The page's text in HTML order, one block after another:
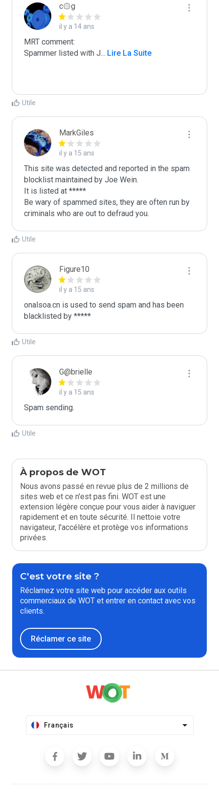
c۞g
il y a 14 ans
MRT comment:
Spammer listed with J... Lire La Suite
Utile
MarkGiles
il y a 15 ans
This site was detected and reported in the spam
blocklist maintained by Joe Wein.
It is listed at *****
Be wary of spammed sites, they are often run by
criminals who are out to defraud you.
Utile
Figure10
il y a 15 ans
onalsoa.cn is used to send spam and has been
blacklisted by *****
Utile
G@brielle
il y a 15 ans
Spam sending.
Utile
À propos de WOT
Nous avons passé en revue plus de 2 millions de
sites web et ce n'est pas fini. WOT est une
extension légère conçue pour vous aider à naviguer
rapidement et en toute sécurité. Il nettoie votre
navigateur, l'accélère et protège vos informations
privées.
C'est votre site ?
Réclamez votre site web pour accéder aux outils
commerciaux de WOT et entrer en contact avec vos
clients.
Réclamer ce site
Français